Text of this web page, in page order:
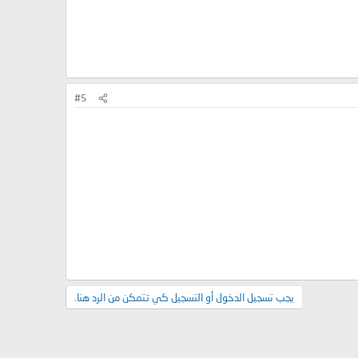
#5
يجب تسجيل الدخول أو التسجيل كي تتمكن من الرد هنا.